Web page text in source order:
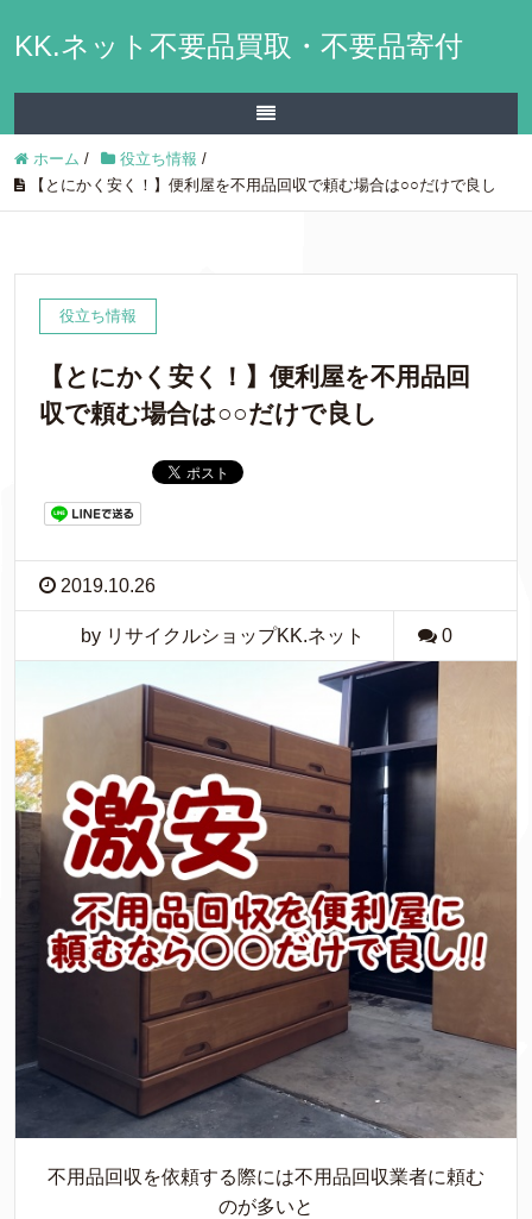
KK.ネット不要品買取・不要品寄付
ホーム / 役立ち情報 /
【とにかく安く！】便利屋を不用品回収で頼む場合は○○だけで良し
役立ち情報
【とにかく安く！】便利屋を不用品回
収で頼む場合は○○だけで良し
2019.10.26
by リサイクルショップKK.ネット 0
不用品回収を依頼する際には不用品回収業者に頼む
のが多いと